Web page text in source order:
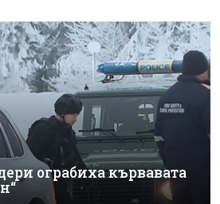
ограбиха кървавата